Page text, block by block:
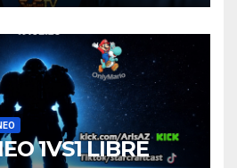
1VS1 LIBRE